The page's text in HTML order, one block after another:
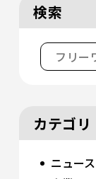
検索
カテゴリ
ニュース